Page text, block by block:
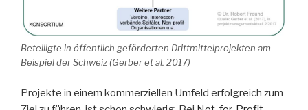
Beteiligte in öffentlich geförderten Drittmittelprojekten am
Beispiel der Schweiz (Gerber et al. 2017)
Projekte in einem kommerziellen Umfeld erfolgreich zum